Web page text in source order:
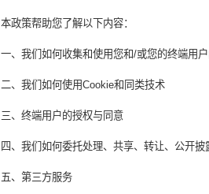
本政策帮助您了解以下内容：
一、我们如何收集和使用您和/或您的终端用
二、我们如何使用Cookie和同类技术
三、终端用户的授权与同意
四、我们如何委托处理、共享、转让、公开披
五、第三方服务